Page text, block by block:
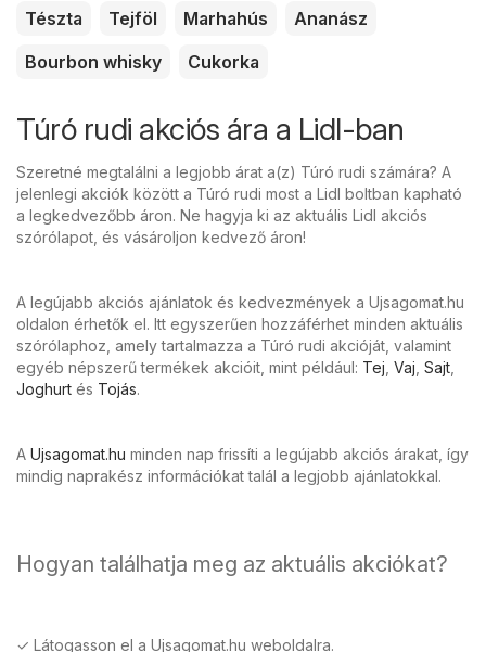
Tészta
Tejföl Marhahús
Ananász
Bourbon whisky
Cukorka
Túró rudi akciós ára a Lidl-ban
Szeretné megtalálni a legjobb árat a(z) Túró rudi számára? A
jelenlegi akciók között a Túró rudi most a Lidl boltban kapható
a legkedvezőbb áron. Ne hagyja ki az aktuális Lidl akciós
szórólapot, és vásároljon kedvező áron!
A legújabb akciós ajánlatok és kedvezmények a Ujsagomat.hu
oldalon érhetők el. Itt egyszerűen hozzáférhet minden aktuális
szórólaphoz, amely tartalmazza a Túró rudi akcióját, valamint
egyéb népszerű termékek akcióit, mint például: Tej Vaj Sajt
Joghurt és Tojás.
A Ujsagomat.hu minden nap frissíti a legújabb akciós árakat, így
mindig naprakész információkat talál a legjobb ajánlatokkal.
Hogyan találhatja meg az aktuális akciókat?
✓ Látogasson el a Ujsagomat.hu weboldalra.